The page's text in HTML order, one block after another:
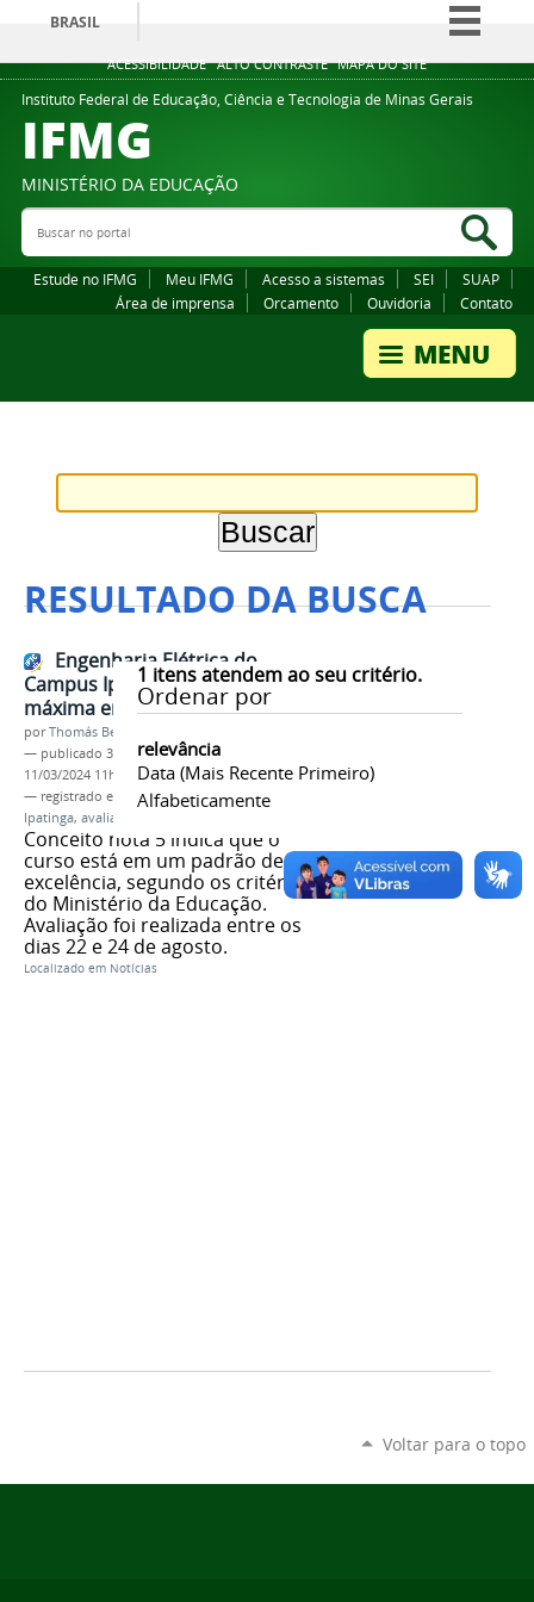
ACESSIBILIDADE ALTO CONTRASTE MAPA DO SITE
BRASIL
Simplifique!
Comunica BR
Legislação
Instituto Federal de Educação, Ciência e Tecnologia de Minas Gerais
IFMG
MINISTÉRIO DA EDUCAÇÃO
Buscar no portal
Estude no IFMG Meu IFMG Acesso a sistemas SEI
SUAP
Área de imprensa
Orcamento Ouvidoria Contato
RESULTADO DA BUSCA
1 itens atendem ao seu critério.
Ordenar por
relevância
Data (mais Recente Primeiro)
Alfabeticamente
Engenharia Elétrica do
Campus Ipatinga obtém nota
máxima em avaliação do MEC
porThomás Bertozzi de Oliveira e Sousa Leão
— publicado 30/08/2022—última modificação
11/03/2024 11h30
— registrado em:
Engenharia Elétrica,Campus
Ipatinga, avaliação
Conceito nota 5 indica que o
curso está em um padrão de total
excelência, segundo os critérios
do Ministério da Educação.
Avaliação foi realizada entre os
dias 22 e 24 de agosto.
Localizado em Notícias
Voltar para o topo